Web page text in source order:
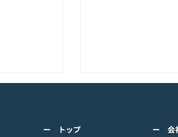
スリックバ
のぼの なにしてる？
詳しくは下記PDFをご
ー トップ
ー 会